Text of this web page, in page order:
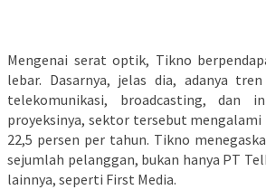
Mengenai serat optik, Tikno
lebar. Dasarnya, jelas dia, adanya
telekomunikasi, broadcasting, dan
proyeksinya, sektor tersebut
22,5 persen per tahun. Tikno
sejumlah pelanggan, bukan hanya PT
lainnya, seperti First Media.